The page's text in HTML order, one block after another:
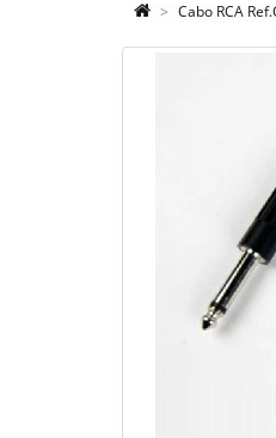
Cabo RCA